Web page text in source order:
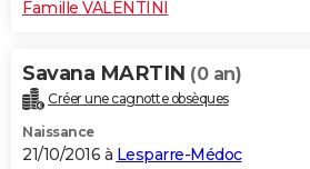
Famille VALENTINI
Savana MARTIN (0 an)
Créer une cagnotte obsèques
Naissance
21/10/2016 à Lesparre-Médoc